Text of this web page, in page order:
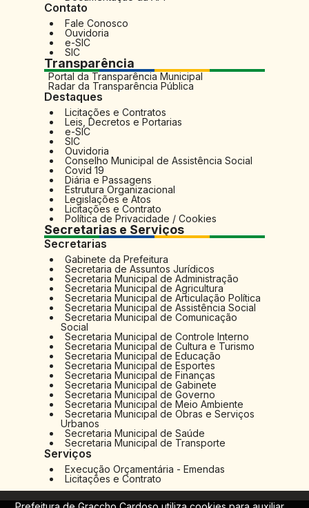
Contato
Fale Conosco
Ouvidoria
e-SIC
SIC
Transparência
Portal da Transparência Municipal
Radar da Transparência Pública
Destaques
Licitações e Contratos
Leis, Decretos e Portarias
e-SIC
SIC
Ouvidoria
Conselho Municipal de Assistência Social
Covid 19
Diária e Passagens
Estrutura Organizacional
Legislações e Atos
Licitações e Contrato
Política de Privacidade / Cookies
Secretarias e Serviços
Secretarias
Gabinete da Prefeitura
Secretaria de Assuntos Jurídicos
Secretaria Municipal de Administração
Secretaria Municipal de Agricultura
Secretaria Municipal de Articulação Política
Secretaria Municipal de Assistência Social
Secretaria Municipal de Comunicação
Social
Secretaria Municipal de Controle Interno
Secretaria Municipal de Cultura e Turismo
Secretaria Municipal de Educação
Secretaria Municipal de Esportes
Secretaria Municipal de Finanças
Secretaria Municipal de Gabinete
Secretaria Municipal de Governo
Secretaria Municipal de Meio Ambiente
Secretaria Municipal de Obras e Serviços
Urbanos
Secretaria Municipal de Saúde
Secretaria Municipal de Transporte
Serviços
Execução Orçamentária - Emendas
Licitações e Contrato